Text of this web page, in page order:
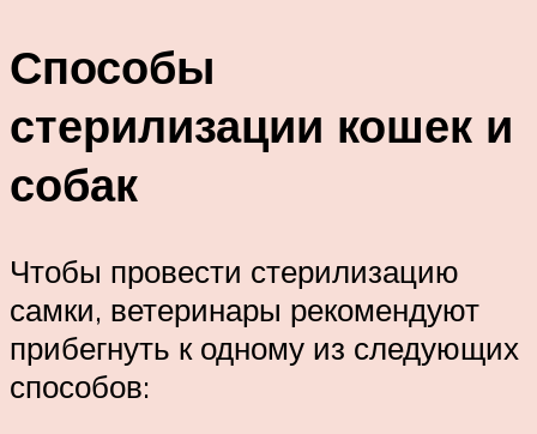
Способы
стерилизации кошек и
собак
Чтобы провести стерилизацию
самки, ветеринары рекомендуют
прибегнуть к одному из следующих
способов: